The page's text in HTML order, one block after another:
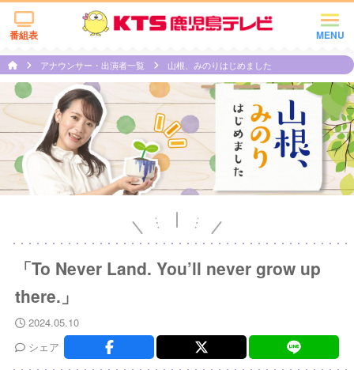
MENU
番組表
アナウンサー・出演者一覧 山根、みのりはじめました
「To Never Land. You’ll never grow up
there.」
2024.05.10
シェア